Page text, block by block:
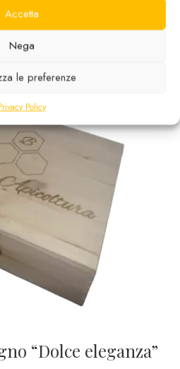
Accetta
Nega
le preferenze
Policy
Castagno
22,00
“Dolce eleganza”